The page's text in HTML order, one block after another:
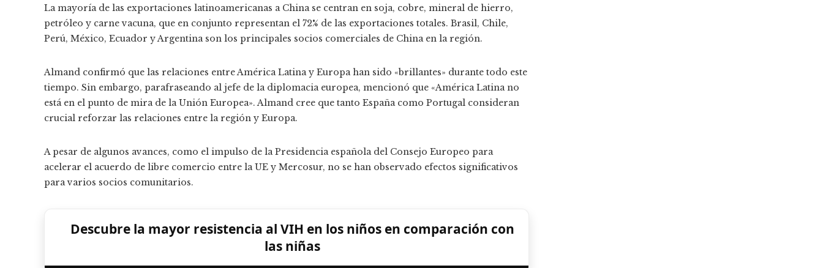
La mayoría de las exportaciones latinoamericanas a China se centran en soja, cobre, mineral de hierro,
petróleo y carne vacuna, que en conjunto representan el 72% de las exportaciones totales. Brasil, Chile,
Perú, México, Ecuador y Argentina son los principales socios comerciales de China en la región.
Almand confirmó que las relaciones entre América Latina y Europa han sido «brillantes» durante todo este
tiempo. Sin embargo, parafraseando al jefe de la diplomacia europea, mencionó que «América Latina no
está en el punto de mira de la Unión Europea». Almand cree que tanto España como Portugal consideran
crucial reforzar las relaciones entre la región y Europa.
A pesar de algunos avances, como el impulso de la Presidencia española del Consejo Europeo para
acelerar el acuerdo de libre comercio entre la UE y Mercosur, no se han observado efectos significativos
para varios socios comunitarios.
Descubre la mayor resistencia al VIH en los niños en comparación con
las niñas